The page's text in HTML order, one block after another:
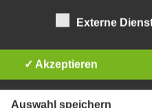
wir vorab die
unter
Externe
✓ Akzeptieren
Auswahl speichern